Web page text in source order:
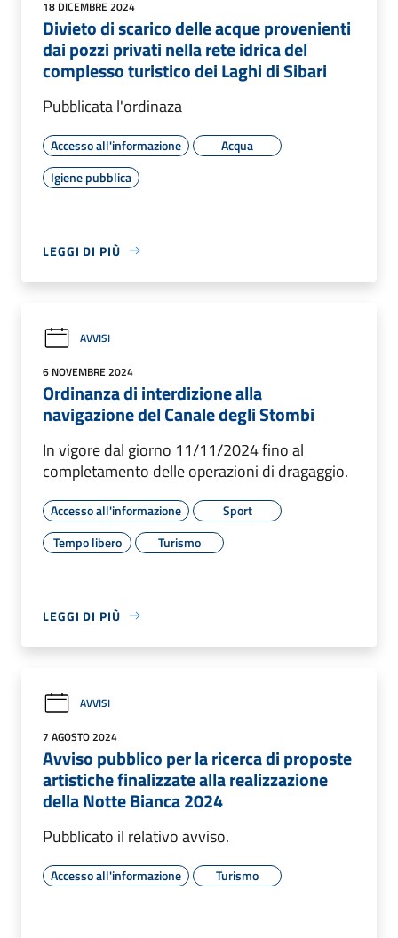
18 DICEMBRE 2024
Divieto di scarico delle acque provenienti
dai pozzi privati nella rete idrica del
complesso turistico dei Laghi di Sibari
Pubblicata l'ordinaza
Accesso all'informazione
Acqua
Igiene pubblica
LEGGI DI PIÙ
AVVISI
6 NOVEMBRE 2024
Ordinanza di interdizione alla
navigazione del Canale degli Stombi
In vigore dal giorno 11/11/2024 fino al
completamento delle operazioni di dragaggio.
Accesso all'informazione
Sport
Tempo libero
Turismo
LEGGI DI PIÙ
AVVISI
7 AGOSTO 2024
Avviso pubblico per la ricerca di proposte
artistiche finalizzate alla realizzazione
della Notte Bianca 2024
Pubblicato il relativo avviso.
Accesso all'informazione Turismo